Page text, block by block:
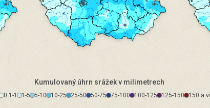
Kumulovaný úhrn srážek v milimetrech
0.1-1 1-5 5-10 10-25 25-50 50-75 75-100 100-125 125-150 150 a